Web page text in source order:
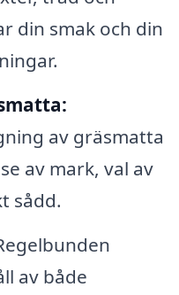
din smak och din
av gräsmatta
av mark, val av
sådd.
av både